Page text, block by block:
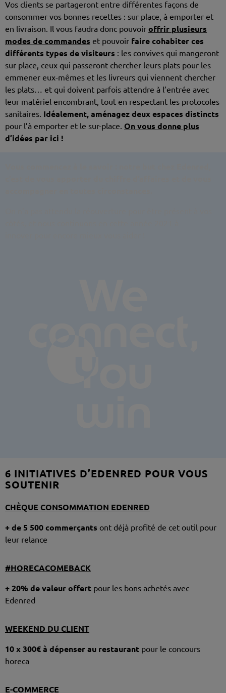
Vos clients se partageront entre différentes façons de
consommer vos bonnes recettes : sur place, à emporter et
en livraison. Il vous faudra donc pouvoir offrir plusieurs
modes de commandes et pouvoir faire cohabiter ces
différents types de visiteurs : les convives qui mangeront
sur place, ceux qui passeront chercher leurs plats pour les
emmener eux-mêmes et les livreurs qui viennent chercher
les plats… et qui doivent parfois attendre à l’entrée avec
leur matériel encombrant, tout en respectant les protocoles
sanitaires. Idéalement, aménagez deux espaces distincts
pour l’à emporter et le sur-place. On vous donne plus
d’idées par ici !
6 INITIATIVES D’EDENRED POUR VOUS
SOUTENIR
CHÈQUE CONSOMMATION EDENRED
+ de 5 500 commerçants ont déjà profité de cet outil pour
leur relance
#HORECACOMEBACK
+ 20% de valeur offert pour les bons achetés avec
Edenred
WEEKEND DU CLIENT
10 x 300€ à dépenser au restaurant pour le concours
horeca
E-COMMERCE